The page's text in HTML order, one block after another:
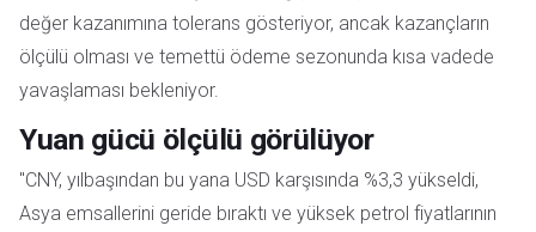
değer kazanımına tolerans gösteriyor, ancak kazançların
ölçülü olması ve temettü ödeme sezonunda kısa vadede
yavaşlaması bekleniyor.
Yuan gücü ölçülü görülüyor
"CNY, yılbaşından bu yana USD karşısında %3,3 yükseldi,
Asya emsallerini geride bıraktı ve yüksek petrol fiyatlarının